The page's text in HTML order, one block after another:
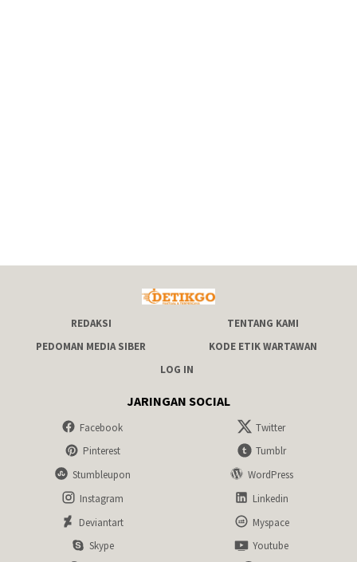
REDAKSI
TENTANG KAMI
PEDOMAN MEDIA SIBER
KODE ETIK WARTAWAN
LOG IN
JARINGAN SOCIAL
Facebook
Twitter
Pinterest
Tumblr
Stumbleupon
WordPress
Instagram
Linkedin
Deviantart
Myspace
Skype
Youtube